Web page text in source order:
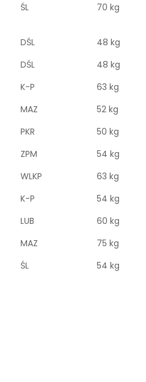
ŚL
70 kg
DŚL
48 kg
DŚL
48 kg
K-P
63 kg
MAZ
52 kg
PKR
50 kg
ZPM
54 kg
WLKP
63 kg
K-P
54 kg
LUB
60 kg
MAZ
75 kg
ŚL
54 kg